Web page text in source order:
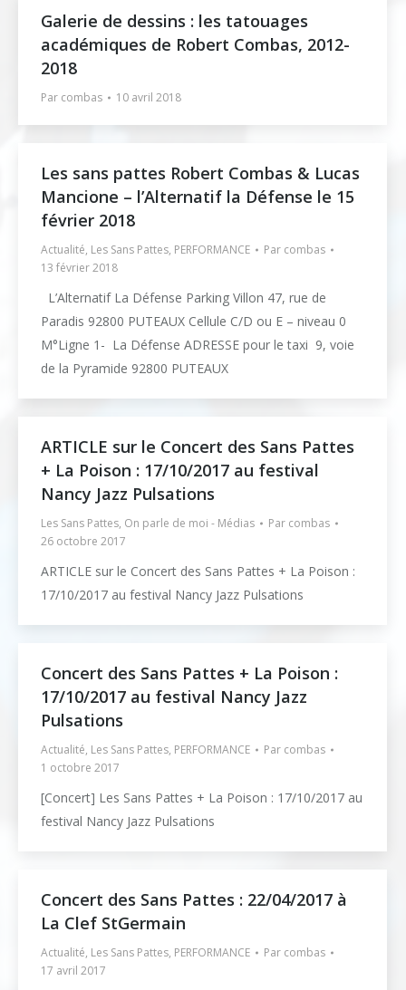
Galerie de dessins : les tatouages
académiques de Robert Combas, 2012-
2018
Par combas 10 avril 2018
Les sans pattes Robert Combas & Lucas
Mancione – l’Alternatif la Défense le 15
février 2018
Actualité, Les Sans Pattes, PERFORMANCE Par combas
13 février 2018
L’Alternatif La Défense Parking Villon 47, rue de
Paradis 92800 PUTEAUX Cellule C/D ou E – niveau 0
M°Ligne 1- La Défense ADRESSE pour le taxi 9, voie
de la Pyramide 92800 PUTEAUX
ARTICLE sur le Concert des Sans Pattes
+ La Poison : 17/10/2017 au festival
Nancy Jazz Pulsations
Les Sans Pattes, On parle de moi - Médias Par combas
26 octobre 2017
ARTICLE sur le Concert des Sans Pattes + La Poison :
17/10/2017 au festival Nancy Jazz Pulsations
Concert des Sans Pattes + La Poison :
17/10/2017 au festival Nancy Jazz
Pulsations
Actualité, Les Sans Pattes, PERFORMANCE Par combas
1 octobre 2017
[Concert] Les Sans Pattes + La Poison : 17/10/2017 au
festival Nancy Jazz Pulsations
Concert des Sans Pattes : 22/04/2017 à
La Clef StGermain
Actualité, Les Sans Pattes, PERFORMANCE Par combas
17 avril 2017